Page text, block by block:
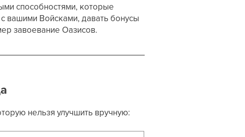
способностями, которые
вашими Войсками, давать бонусы
завоевание Оазисов.
нельзя улучшить вручную: